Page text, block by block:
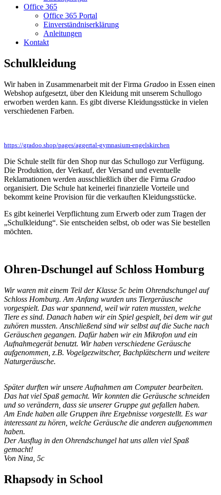
Office 365
Office 365 Portal
Einverständniserklärung
Anleitungen
Kontakt
Schulkleidung
Wir haben in Zusammenarbeit mit der Firma Gradoo in Essen einen
Webshop aufgesetzt, über den Kleidung mit unserem Schullogo
erworben werden kann. Es gibt diverse Kleidungsstücke in vielen
verschiedenen Farben.
https://gradoo.shop/pages/aggertal-gymnasium-engelskirchen
Die Schule stellt für den Shop nur das Schullogo zur Verfügung.
Die Produktion, der Verkauf, der Versand und eventuelle
Reklamationen werden ausschließlich über die Firma Gradoo
organisiert. Die Schule hat keinerlei finanzielle Vorteile und
bekommt keine Provision für die verkauften Kleidungsstücke.
Es gibt keinerlei Verpflichtung zum Erwerb oder zum Tragen der
„Schulkleidung“. Sie entscheiden selbst, ob oder was Sie bestellen
möchten.
Ohren-Dschungel auf Schloss Homburg
Wir waren mit einem Teil der Klasse 5c beim Ohrendschungel auf
Schloss Homburg. Am Anfang wurden uns Tiergeräusche
vorgespielt. Das war spannend, weil wir raten mussten, welche
Tiere es sind. Danach haben wir ein Spiel gespielt, bei dem wir gut
zuhören mussten. Anschließend sind wir selbst auf die Suche nach
Geräuschen gegangen. Dafür haben wir ein Mikrofon und ein
Aufnahmegerät benutzt. Wir haben verschiedene Geräusche
aufgenommen, z.B. Vogelgezwitscher, Bachplätschern und weitere
Naturgeräusche.
Später durften wir unsere Aufnahmen am Computer bearbeiten.
Das hat viel Spaß gemacht. Wir konnten die Geräusche schneiden
und so verändern, dass sie unserer Gruppe gut gefallen haben.
Am Ende haben alle Gruppen ihre Ergebnisse vorgestellt. Es war
interessant zu hören, welche Geräusche die anderen aufgenommen
haben.
Der Ausflug in den Ohrendschungel hat uns allen viel Spaß
gemacht!
Von Nina, 5c
Rhapsody in School